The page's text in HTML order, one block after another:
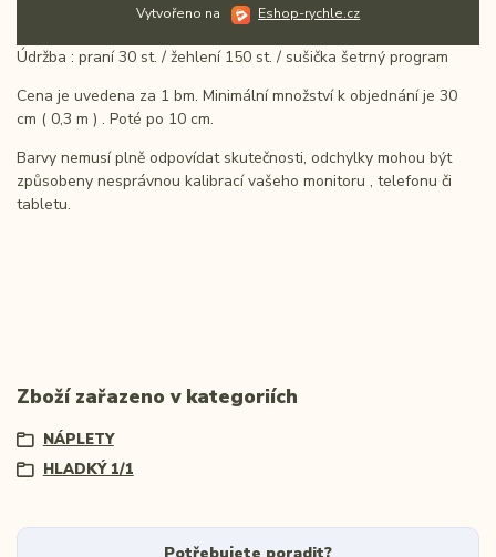
Vytvořeno na Eshop-rychle.cz
Údržba : praní 30 st. / žehlení 150 st. / sušička šetrný program
Cena je uvedena za 1 bm. Minimální množství k objednání je 30
cm ( 0,3 m ) . Poté po 10 cm.
Barvy nemusí plně odpovídat skutečnosti, odchylky mohou být
způsobeny nesprávnou kalibrací vašeho monitoru , telefonu či
tabletu.
Zboží zařazeno v kategoriích
NÁPLETY
HLADKÝ 1/1